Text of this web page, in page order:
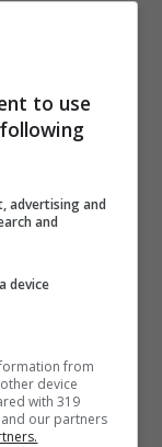
il
2023
to use
advertising and
and
device
from
device
with 319
our partners